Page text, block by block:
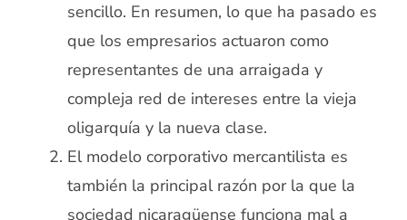
sencillo. En resumen, lo que ha pasado es
que los empresarios actuaron como
representantes de una arraigada y
compleja red de intereses entre la vieja
oligarquía y la nueva clase.
El modelo corporativo mercantilista es
también la principal razón por la que la
sociedad nicaragüense funciona mal a